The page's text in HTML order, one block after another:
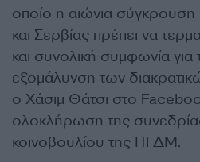
οποίο η αιώνια
και Σερβίας πρέπει να
και συνολική συμφωνία για
εξομάλυνση των
ο Χάσιμ Θάτσι στο
ολοκλήρωση της
κοινοβουλίου της ΠΓΔΜ.